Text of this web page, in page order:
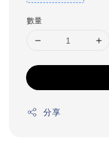
數量
分享